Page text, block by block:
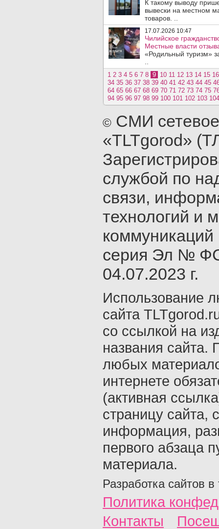
К такому выводу
вывески на местном
товаров. ..
17.07.2026 10:47
Чилийское
Местные власти
«Родильный туризм»
1 2 3 4 5 6 7 8 9 10 11 12 13 14 15 16
34 35 36 37 38 39 40 41 42 43 44 45
64 65 66 67 68 69 70 71 72 73 74 75
94 95 96 97 98 99 100 101 102 103 104
© СМИ
«TLTgorod»
службой по
связи,
технологий и
серия Эл №
04.07.2023 г.
Использование
сайта
со ссылкой на
названия сайта.
любых
интернете
(активная
страницу сайта,
информация,
первого абзаца
материала.
Разработка сайтов в
Политика
Контакты